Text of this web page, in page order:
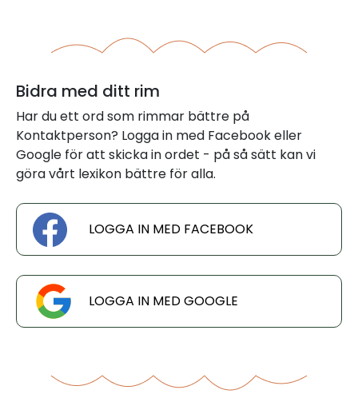
Bidra med ditt rim
Har du ett ord som rimmar bättre på
Kontaktperson? Logga in med Facebook eller
Google för att skicka in ordet - på så sätt kan vi
göra vårt lexikon bättre för alla.
LOGGA IN MED FACEBOOK
LOGGA IN MED GOOGLE